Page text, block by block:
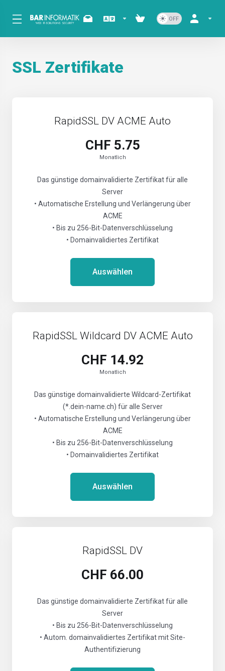
SSL Zertifikate
RapidSSL DV ACME Auto
CHF 5.75
Monatlich
Das günstige domainvalidierte Zertifikat für alle
Server
• Automatische Erstellung und Verlängerung über
ACME
• Bis zu 256-Bit-Datenverschlüsselung
• Domainvalidiertes Zertifikat
Auswählen
RapidSSL Wildcard DV ACME Auto
CHF 14.92
Monatlich
Das günstige domainvalidierte Wildcard-Zertifikat
(*.dein-name.ch) für alle Server
• Automatische Erstellung und Verlängerung über
ACME
• Bis zu 256-Bit-Datenverschlüsselung
• Domainvalidiertes Zertifikat
Auswählen
RapidSSL DV
CHF 66.00
Das günstige domainvalidierte Zertifikat für alle
Server
• Bis zu 256-Bit-Datenverschlüsselung
• Autom. domainvalidiertes Zertifikat mit Site-
Authentifizierung